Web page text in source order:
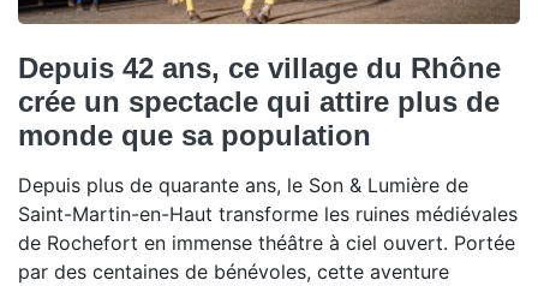
Depuis 42 ans, ce village du Rhône
crée un spectacle qui attire plus de
monde que sa population
Depuis plus de quarante ans, le Son & Lumière de
Saint-Martin-en-Haut transforme les ruines médiévales
de Rochefort en immense théâtre à ciel ouvert. Portée
par des centaines de bénévoles, cette aventure